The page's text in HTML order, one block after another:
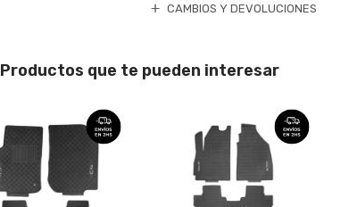
CAMBIOS Y DEVOLUCIONES
Productos que te pueden interesar